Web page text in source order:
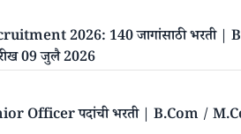
2026: 140 जागांसाठी भरती |
09 जुलै 2026
पदांची भरती | B.Com /